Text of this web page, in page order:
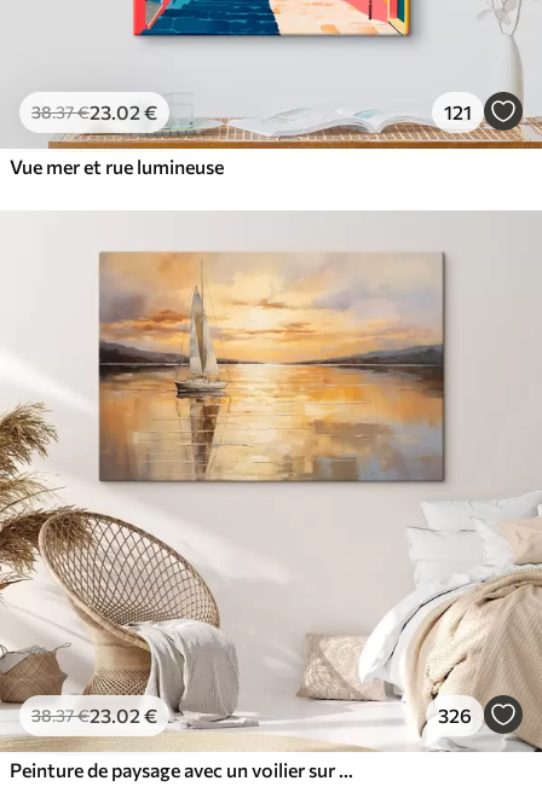
38.37€23.02 € 121
Vue mer et rue lumineuse
38.37€23.02 € 326
Peinture de paysage avec un voilier sur une mer calme, ciel orange et jaune, montagnes lointaines